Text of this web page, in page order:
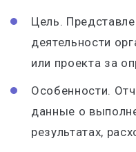
Цель.
деятельности
или проекта за
Особенности.
данные о
результатах,